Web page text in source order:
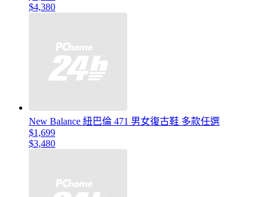
$4,380
New Balance 紐巴倫 471 男女復古鞋 多款任選
$1,699
$3,480